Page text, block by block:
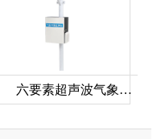
六要素超声波气象监测设备